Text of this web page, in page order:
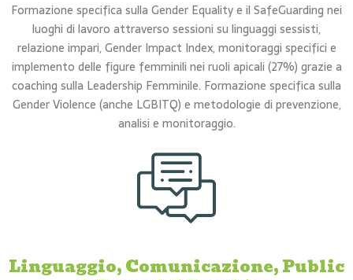
Formazione specifica sulla Gender Equality e il SafeGuarding nei
luoghi di lavoro attraverso sessioni su linguaggi sessisti,
relazione impari, Gender Impact Index, monitoraggi specifici e
implemento delle figure femminili nei ruoli apicali (27%) grazie a
coaching sulla Leadership Femminile. Formazione specifica sulla
Gender Violence (anche LGBITQ) e metodologie di prevenzione,
analisi e monitoraggio.
Linguaggio, Comunicazione, Public